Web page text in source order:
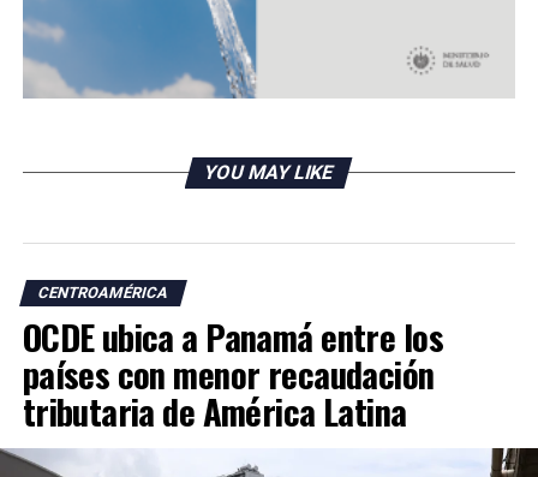
YOU MAY LIKE
CENTROAMÉRICA
OCDE ubica a Panamá entre los
países con menor recaudación
tributaria de América Latina